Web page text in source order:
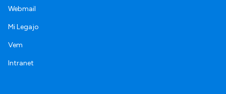
Webmail
Mi Legajo
Vem
Intranet